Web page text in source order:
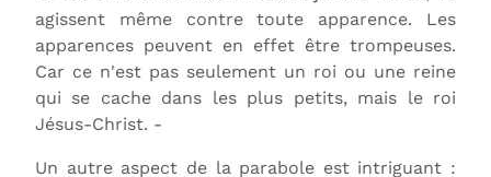
agissent même contre toute apparence. Les
apparences peuvent en effet être trompeuses.
Car ce n'est pas seulement un roi ou une reine
qui se cache dans les plus petits, mais le roi
Jésus-Christ. -
Un autre aspect de la parabole est intriguant :